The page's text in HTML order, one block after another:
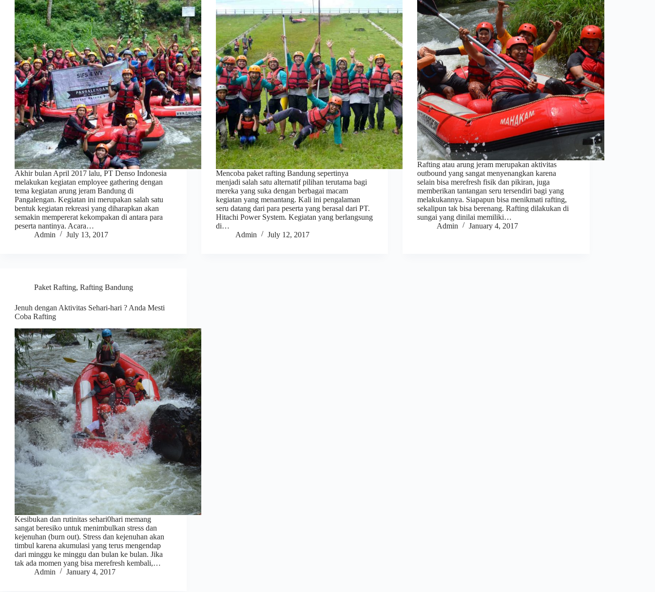
Akhir bulan April 2017 lalu, PT Denso Indonesia
melakukan kegiatan employee gathering dengan
tema kegiatan arung jeram Bandung di
Pangalengan. Kegiatan ini merupakan salah satu
bentuk kegiatan rekreasi yang diharapkan akan
semakin mempererat kekompakan di antara para
peserta nantinya. Acara…
Admin
July 13, 2017
Mencoba paket rafting Bandung sepertinya
menjadi salah satu alternatif pilihan terutama bagi
mereka yang suka dengan berbagai macam
kegiatan yang menantang. Kali ini pengalaman
seru datang dari para peserta yang berasal dari PT.
Hitachi Power System. Kegiatan yang berlangsung
di…
Admin
July 12, 2017
Rafting atau arung jeram merupakan aktivitas
outbound yang sangat menyenangkan karena
selain bisa merefresh fisik dan pikiran, juga
memberikan tantangan seru tersendiri bagi yang
melakukannya. Siapapun bisa menikmati rafting,
sekalipun tak bisa berenang. Rafting dilakukan di
sungai yang dinilai memiliki…
Admin
January 4, 2017
Paket Rafting, Rafting Bandung
Jenuh dengan Aktivitas Sehari-hari ? Anda Mesti
Coba Rafting
Kesibukan dan rutinitas sehari0hari memang
sangat beresiko untuk menimbulkan stress dan
kejenuhan (burn out). Stress dan kejenuhan akan
timbul karena akumulasi yang terus mengendap
dari minggu ke minggu dan bulan ke bulan. Jika
tak ada momen yang bisa merefresh kembali,…
Admin
January 4, 2017